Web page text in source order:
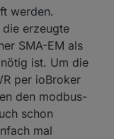
sma-em.0 (4999)
sma-em.0
sma-em.0
sma-em.0 (4999)
sma-em.0
host.tims-pi1
host.tims-pi1
werden.
die erzeugte
SMA-EM als
ist. Um die
per ioBroker
den modbus-
schon
mal